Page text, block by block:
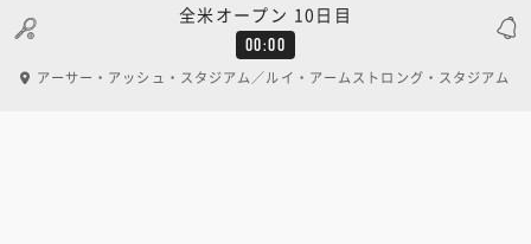
00:00
全米オープン 10日目
アーサー・アッシュ・スタジアム／ルイ・アームストロング・スタジアム